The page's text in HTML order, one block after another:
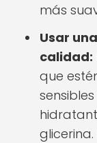
más
Usar
calidad:
que